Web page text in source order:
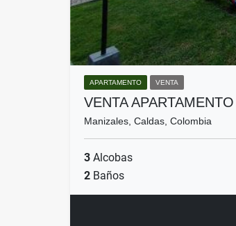
APARTAMENTO VENTA
VENTA
Manizales, Caldas, Colombia
3 Alcobas
2 Baños